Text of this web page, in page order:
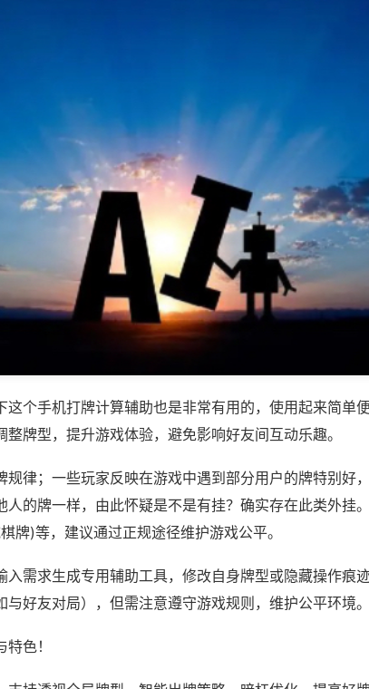
这个手机打牌计算辅助也是非常有用的，使用起来简单
牌型，提升游戏体验，避免影响好友间互动乐趣。
规律；一些玩家反映在游戏中遇到部分用户的牌特别好
人的牌一样，由此怀疑是不是有挂？确实存在此类外挂
牌)等，建议通过正规途径维护游戏公平。
入需求生成专用辅助工具，修改自身牌型或隐藏操作痕
好友对局），但需注意遵守游戏规则，维护公平环境。
色！